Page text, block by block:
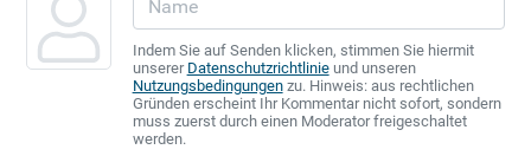
Indem Sie auf Senden klicken, stimmen Sie hiermit
unserer Datenschutzrichtlinieund unseren
Nutzungsbedingungenzu. Hinweis: aus rechtlichen
Gründen erscheint Ihr Kommentar nicht sofort, sondern
muss zuerst durch einen Moderator freigeschaltet
werden.